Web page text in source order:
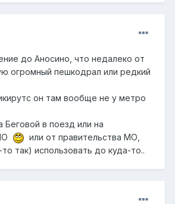
до Аносино, что недалеко от
огромный пешкодрал или редкий
он там вообще не у метро
в поезд или на
или от правительства МО,
так) использовать до куда-то..